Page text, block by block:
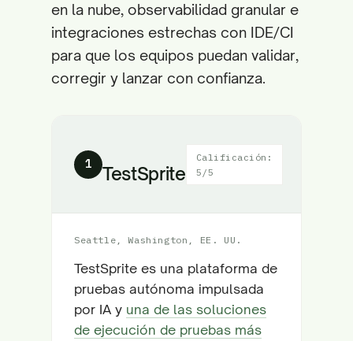
en la nube, observabilidad granular e
integraciones estrechas con IDE/CI
para que los equipos puedan validar,
corregir y lanzar con confianza.
1 TestSprite
Calificación:
5/5
Seattle, Washington, EE. UU.
TestSprite es una plataforma de
pruebas autónoma impulsada
por IA y una de las soluciones
de ejecución de pruebas más